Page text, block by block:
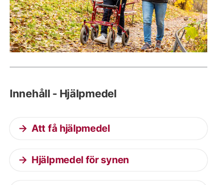
Innehåll - Hjälpmedel
Att få hjälpmedel
Hjälpmedel för synen